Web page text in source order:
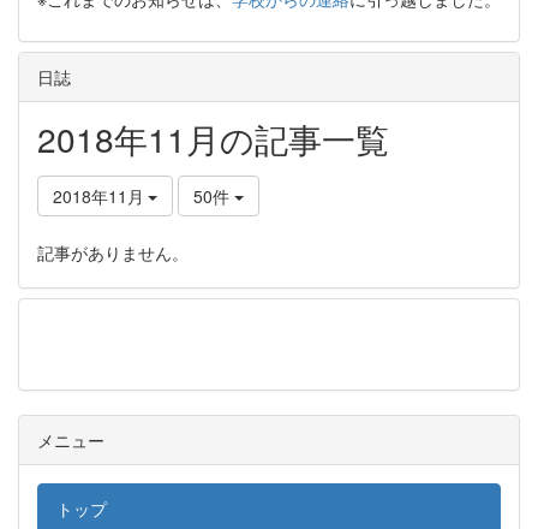
日誌
2018年11月の記事一覧
2018年11月 50件
記事がありません。
メニュー
トップ